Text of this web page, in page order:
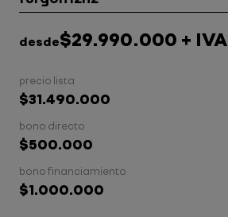
desde$29.990.000 + IVA
precio lista
$31.490.000
bono directo
$500.000
bono financiamiento
$1.000.000